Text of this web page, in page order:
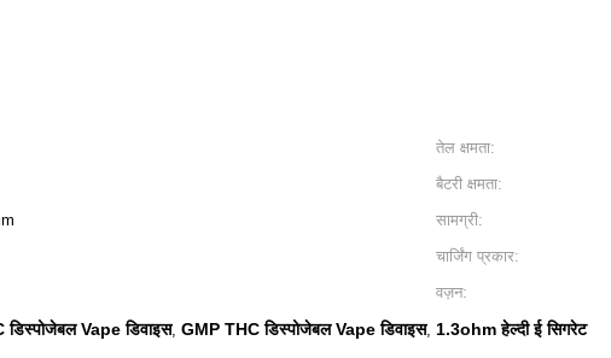
तेल क्षमता:
बैटरी क्षमता:
सामग्री:
चार्जिंग प्रकार:
वज़न:
Vape डिवाइस, GMP THC डिस्पोजेबल Vape डिवाइस, 1.3ohm हेल्दी ई सिगरेट